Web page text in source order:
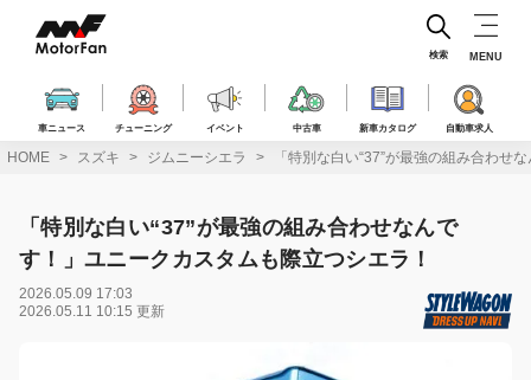
ス
車ニュース チューニング イベント 中古車 新車カタログ 自動車求人
検索 MENU
HOME スズキ ジムニーシエラ 「特別な白い“37”が最強の組み合わせ
「特別な白い“37”が最強の組み合わせなんで
す！」ユニークカスタムも際立つシエラ！
2026.05.09 17:03
2026.05.11 10:15 更新